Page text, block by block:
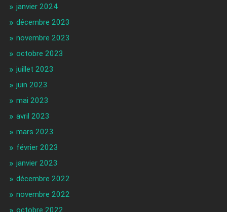
janvier 2024
décembre 2023
novembre 2023
octobre 2023
juillet 2023
juin 2023
mai 2023
avril 2023
mars 2023
février 2023
janvier 2023
décembre 2022
novembre 2022